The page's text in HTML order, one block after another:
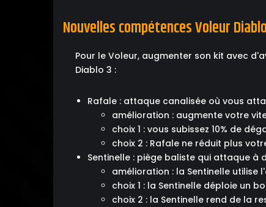
Nouvelles compétences Voleur
Pour le Voleur, augmenter son kit avec
Diablo 3 :
Rafale : attaque canalisée où vous
amélioration : augmente votre
choix 1 : vous subissez 10% de
choix 2 : Rafale ne réduit plus
Sentinelle : piège baliste qui attaque à
amélioration : la Sentinelle utilise
choix 1 : la Sentinelle déploie un
choix 2 : la Sentinelle rend de la